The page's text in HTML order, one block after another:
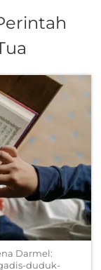
Darmel:
duduk-